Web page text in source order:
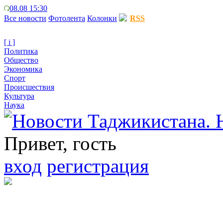
08.08 15:30
Все новости Фотолента Колонки RSS
[ i ]
Политика
Общество
Экономика
Спорт
Происшествия
Культура
Наука
Привет, гость
вход регистрация